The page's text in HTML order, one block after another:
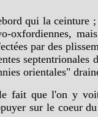
qui la
oxfordiennes,
par des
septentrionales
orientales"
fait que l'on y
sur le coeur